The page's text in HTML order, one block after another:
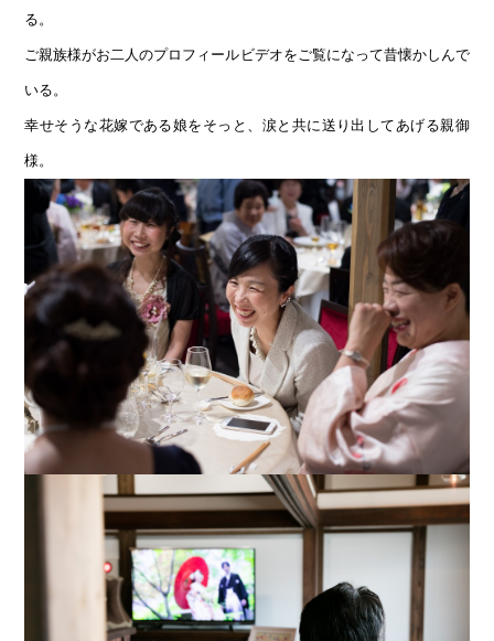
る。
ご親族様がお二人のプロフィールビデオをご覧になって昔懐かしんで
いる。
幸せそうな花嫁である娘をそっと、涙と共に送り出してあげる親御
様。